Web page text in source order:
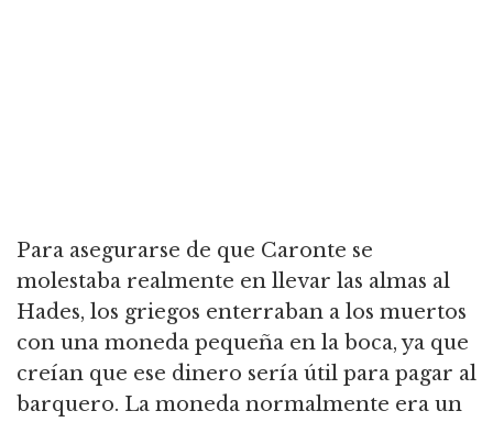
Para asegurarse de que Caronte se
molestaba realmente en llevar las almas al
Hades, los griegos enterraban a los muertos
con una moneda pequeña en la boca, ya que
creían que ese dinero sería útil para pagar al
barquero. La moneda normalmente era un